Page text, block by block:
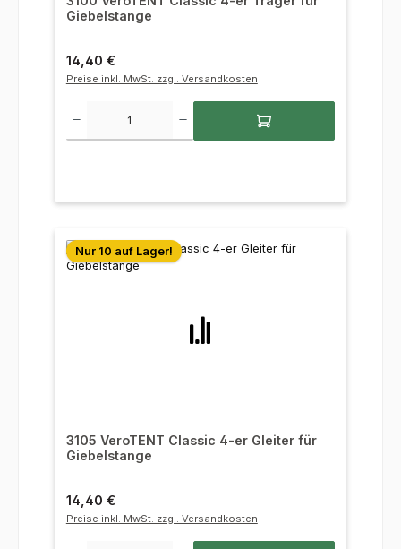
Giebelstange
Regulärer Preis:
14,40 €
Preise inkl. MwSt. zzgl. Versandkosten
Nur 10 auf Lager!
3105 VeroTENT Classic 4-er Gleiter für
Giebelstange
Regulärer Preis:
14,40 €
Preise inkl. MwSt. zzgl. Versandkosten